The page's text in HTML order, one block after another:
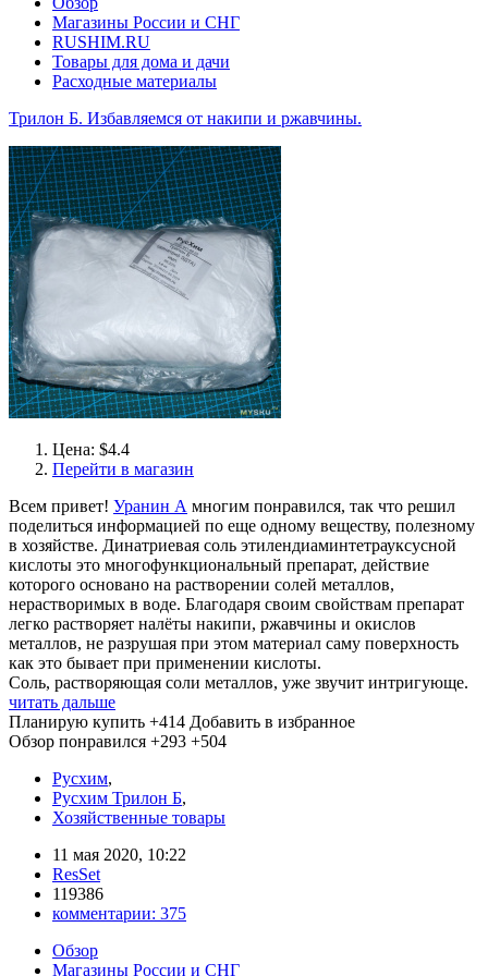
Магазины России и СНГ
RUSHIM.RU
Товары для дома и дачи
Расходные материалы
Трилон Б. Избавляемся от накипи и ржавчины.
Цена: $4.4
Перейти в магазин
Всем привет! Уранин А многим понравился, так что решил
поделиться информацией по еще одному веществу, полезному
в хозяйстве. Динатриевая соль этилендиаминтетрауксусной
кислоты это многофункциональный препарат, действие
которого основано на растворении солей металлов,
нерастворимых в воде. Благодаря своим свойствам препарат
легко растворяет налёты накипи, ржавчины и окислов
металлов, не разрушая при этом материал саму поверхность
как это бывает при применении кислоты.
Соль, растворяющая соли металлов, уже звучит интригующе.
читать дальше
Планирую купить +414 Добавить в избранное
Обзор понравился +293 +504
Русхим,
Русхим Трилон Б,
Хозяйственные товары
11 мая 2020, 10:22
ResSet
119386
комментарии: 375
Обзор
Магазины России и СНГ